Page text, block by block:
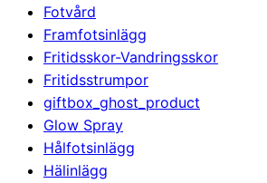
Fotvård
Framfotsinlägg
Fritidsskor-Vandringsskor
Fritidsstrumpor
giftbox_ghost_product
Glow Spray
Hålfotsinlägg
Hälinlägg